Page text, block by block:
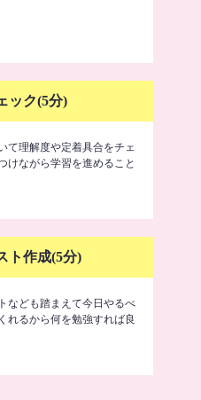
ック(5分)
て理解度や定着具合をチェ
けながら学習を進めること
ト作成(5分)
なども踏まえて今日やるべ
れるから何を勉強すれば良